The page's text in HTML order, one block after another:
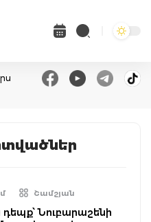
Շամշյան
Նուբարաշենի